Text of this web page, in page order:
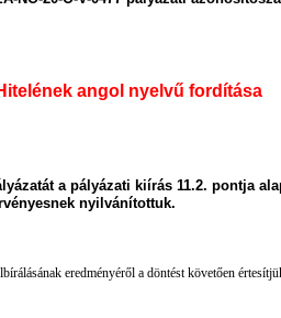
angol nyelvű fordítása
a pályázati kiírás 11.2. pontja
nyilvánítottuk.
eredményéről a döntést követően